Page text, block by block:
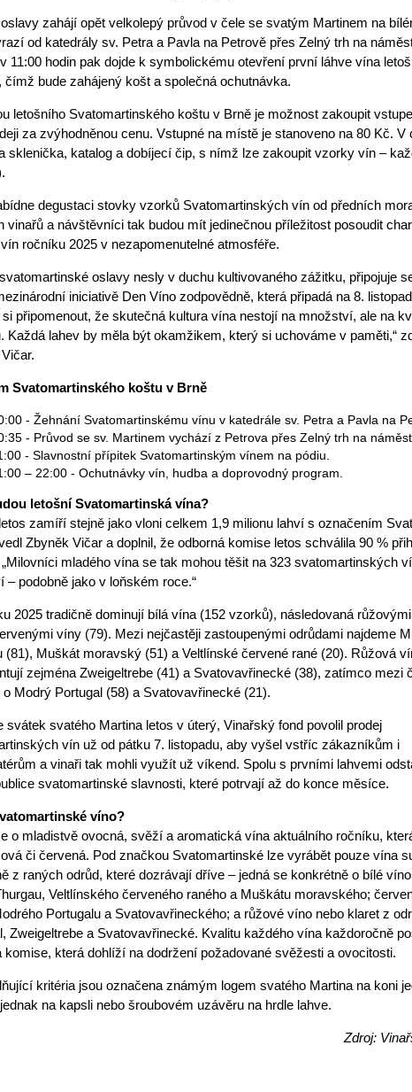
zahájí opět velkolepý průvod v čele se svatým Martinem na
od katedrály sv. Petra a Pavla na Petrově přes Zelný trh na
11:00 hodin pak dojde k symbolickému otevření první láhve vína
čímž bude zahájený košt a společná ochutnávka.
letošního Svatomartinského koštu v Brně je možnost zakoupit
za zvýhodněnou cenu. Vstupné na místě je stanoveno na 80 Kč. V
sklenička, katalog a dobíjecí čip, s nímž lze zakoupit vzorky vín –
degustaci stovky vzorků Svatomartinských vín od předních
vinařů a návštěvníci tak budou mít jedinečnou příležitost posoudit
ročníku 2025 v nezapomenutelné atmosféře.
oslavy nesly v duchu kultivovaného zážitku, připojuje
iniciativě Den Víno zodpovědně, která připadá na 8.
si připomenout, že skutečná kultura vína nestojí na množství, ale na
Každá lahev by měla být okamžikem, který si uchováme v paměti,“
Svatomartinského koštu v Brně
- Žehnání Svatomartinskému vínu v katedrále sv. Petra a Pavla na
- Průvod se sv. Martinem vychází z Petrova přes Zelný trh na
- Slavnostní přípitek Svatomartinským vínem na pódiu.
– 22:00 - Ochutnávky vín, hudba a doprovodný program.
letošní Svatomartinská vína?
zamíří stejně jako vloni celkem 1,9 milionu lahví s označením
Zbyněk Vičar a doplnil, že odborná komise letos schválila 90 %
mladého vína se tak mohou těšit na 323 svatomartinských
– podobně jako v loňském roce.“
2025 tradičně dominují bílá vína (152 vzorků), následovaná
víny (79). Mezi nejčastěji zastoupenými odrůdami najdeme
(81), Muškát moravský (51) a Veltlínské červené rané (20). Růžová
zejména Zweigeltrebe (41) a Svatovavřinecké (38), zatímco mezi
Modrý Portugal (58) a Svatovavřinecké (21).
svátek svatého Martina letos v úterý, Vinařský fond povolil prodej
vín už od pátku 7. listopadu, aby vyšel vstříc zákazníkům i
a vinaři tak mohli využít už víkend. Spolu s prvními lahvemi
svatomartinské slavnosti, které potrvají až do konce měsíce.
víno?
o mladistvě ovocná, svěží a aromatická vína aktuálního ročníku,
či červená. Pod značkou Svatomartinské lze vyrábět pouze vína
z raných odrůd, které dozrávají dříve – jedná se konkrétně o bílé
Veltlínského červeného raného a Muškátu moravského;
Portugalu a Svatovavřineckého; a růžové víno nebo klaret z
Zweigeltrebe a Svatovavřinecké. Kvalitu každého vína každoročně
komise, která dohlíží na dodržení požadované svěžesti a ovocitosti.
kritéria jsou označena známým logem svatého Martina na koni
na kapsli nebo šroubovém uzávěru na hrdle lahve.
Zdroj: